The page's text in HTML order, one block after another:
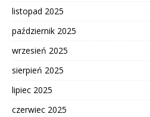
listopad 2025
październik 2025
wrzesień 2025
sierpień 2025
lipiec 2025
czerwiec 2025